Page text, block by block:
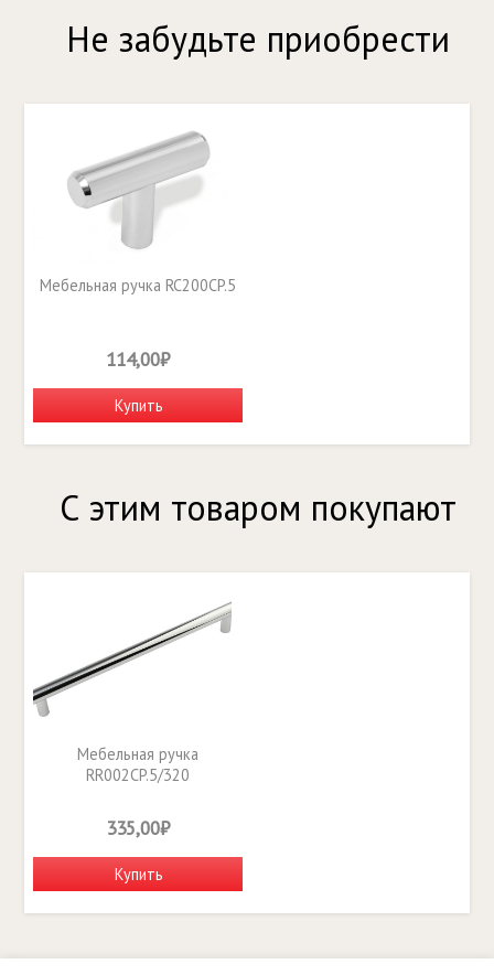
Не забудьте приобрести
Мебельная ручка RC200CP.5
114,00₽
Купить
С этим товаром покупают
Мебельная ручка
RR002CP.5/320
335,00₽
Купить